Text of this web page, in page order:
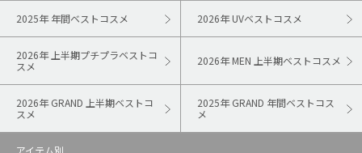
2025年 年間ベストコスメ 2026年 UVベストコスメ
2026年 上半期プチプラベストコ
スメ
2026年 MEN 上半期ベストコスメ
2026年 GRAND 上半期ベストコ
スメ
2025年 GRAND 年間ベストコス
メ